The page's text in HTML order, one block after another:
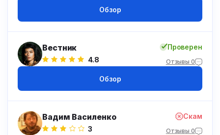
Обзор
Вестник
4.8
Проверен
Отзывы 0
Обзор
Вадим Василенко
3
Скам
Отзывы 0